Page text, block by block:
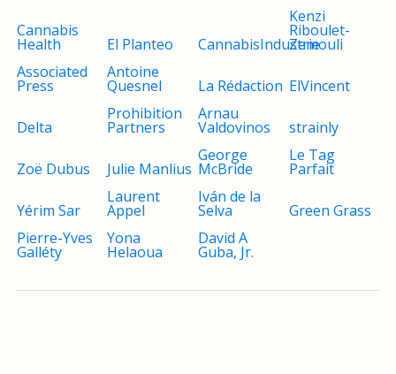
Cannabis
Health El Planteo CannabisIndustrie
Kenzi
Riboulet-
Zemouli
Associated
Press
Antoine
Quesnel La Rédaction ElVincent
Delta
Prohibition
Partners
Arnau
Valdovinos strainly
Zoë Dubus Julie Manlius
George
McBride
Le Tag
Parfait
Yérim Sar
Laurent
Appel
Iván de la
Selva
Green Grass
Pierre-Yves
Galléty
Yona
Helaoua
David A
Guba, Jr.